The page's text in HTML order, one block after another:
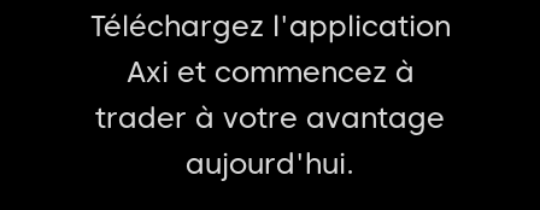
Téléchargez l'application
Axi et commencez à
trader à votre avantage
aujourd'hui.